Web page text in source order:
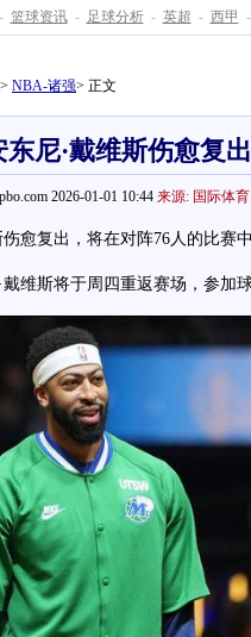
- 篮球资讯 - 足球分析 - 英超 - 西甲 -
> NBA-诸强> 正文
尼·戴维斯伤愈复
2026-01-01 10:44 来源: 国际体育
复出，将在对阵76人的比赛
斯将于周四重返赛场，参加